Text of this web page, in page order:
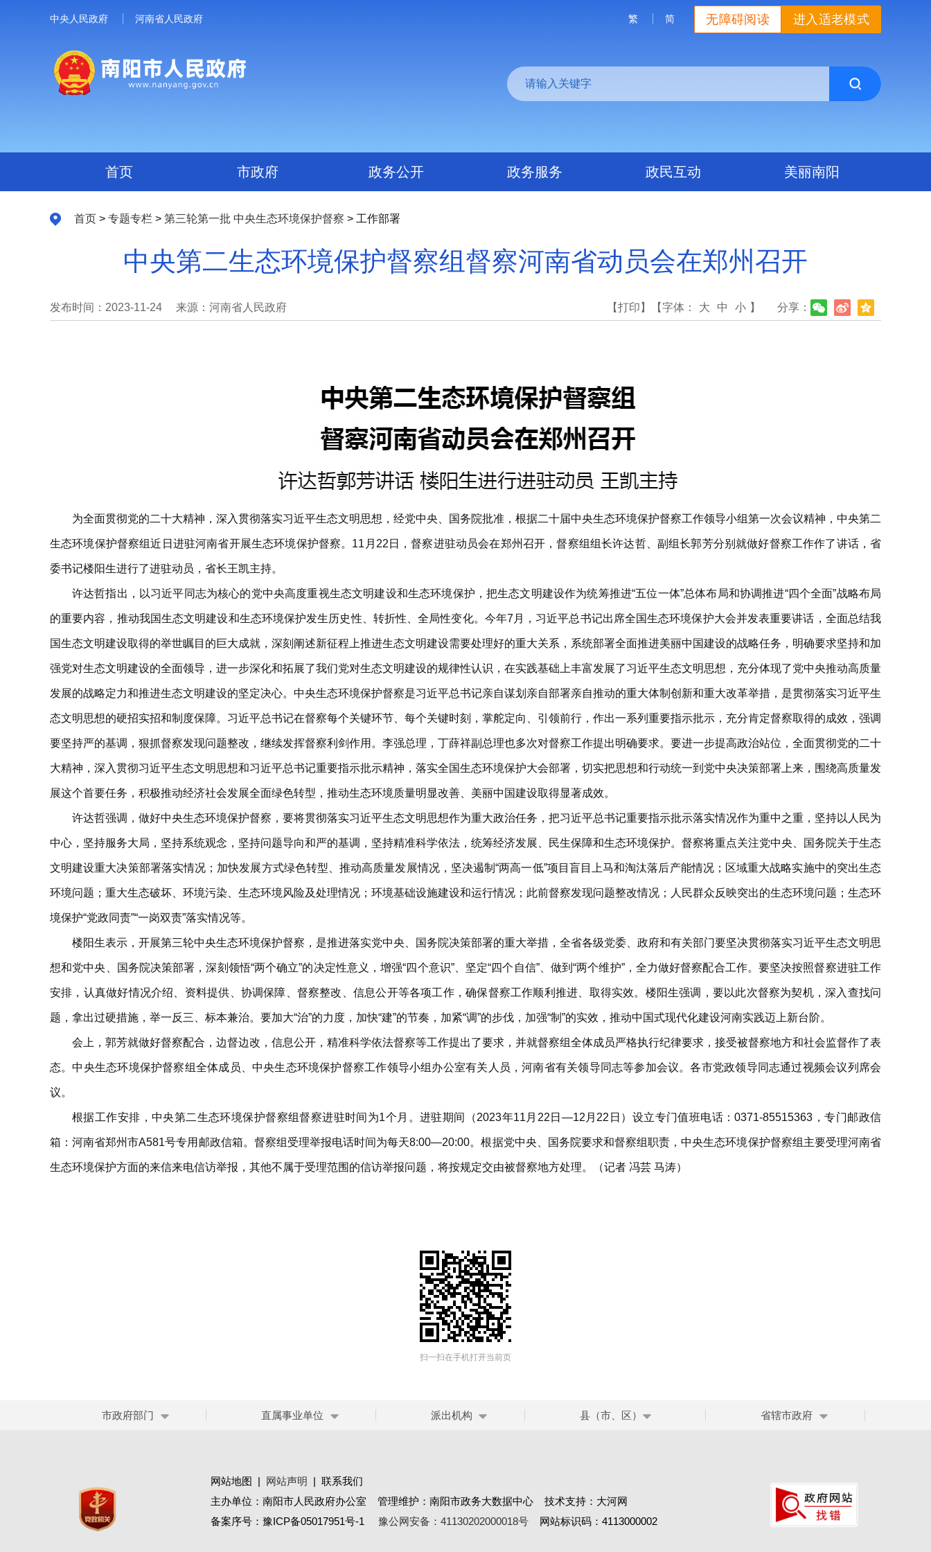
中央人民政府 河南省人民政府 进入适老模式
无障碍阅读
繁 简
首页 市政府 政务公开 政务服务 政民互动 美丽南阳
首页 > 专题专栏 > 第三轮第一批 中央生态环境保护督察 > 工作部署
中央第二生态环境保护督察组督察河南省动员会在郑州召开
发布时间：2023-11-24 来源：河南省人民政府 分享：
【打印】 【字体： 大 中 小 】
为全面贯彻党的二十大精神，深入贯彻落实习近平生态文明思想，经党中央、国务院批准，根据二十届中央生态环境保护督察工作领导小组第一次会议精神，中央第二
生态环境保护督察组近日进驻河南省开展生态环境保护督察。11月22日，督察进驻动员会在郑州召开，督察组组长许达哲、副组长郭芳分别就做好督察工作作了讲话，省
委书记楼阳生进行了进驻动员，省长王凯主持。
许达哲指出，以习近平同志为核心的党中央高度重视生态文明建设和生态环境保护，把生态文明建设作为统筹推进“五位一体”总体布局和协调推进“四个全面”战略布局
的重要内容，推动我国生态文明建设和生态环境保护发生历史性、转折性、全局性变化。今年7月，习近平总书记出席全国生态环境保护大会并发表重要讲话，全面总结我
国生态文明建设取得的举世瞩目的巨大成就，深刻阐述新征程上推进生态文明建设需要处理好的重大关系，系统部署全面推进美丽中国建设的战略任务，明确要求坚持和加
强党对生态文明建设的全面领导，进一步深化和拓展了我们党对生态文明建设的规律性认识，在实践基础上丰富发展了习近平生态文明思想，充分体现了党中央推动高质量
发展的战略定力和推进生态文明建设的坚定决心。中央生态环境保护督察是习近平总书记亲自谋划亲自部署亲自推动的重大体制创新和重大改革举措，是贯彻落实习近平生
态文明思想的硬招实招和制度保障。习近平总书记在督察每个关键环节、每个关键时刻，掌舵定向、引领前行，作出一系列重要指示批示，充分肯定督察取得的成效，强调
要坚持严的基调，狠抓督察发现问题整改，继续发挥督察利剑作用。李强总理，丁薛祥副总理也多次对督察工作提出明确要求。要进一步提高政治站位，全面贯彻党的二十
大精神，深入贯彻习近平生态文明思想和习近平总书记重要指示批示精神，落实全国生态环境保护大会部署，切实把思想和行动统一到党中央决策部署上来，围绕高质量发
展这个首要任务，积极推动经济社会发展全面绿色转型，推动生态环境质量明显改善、美丽中国建设取得显著成效。
许达哲强调，做好中央生态环境保护督察，要将贯彻落实习近平生态文明思想作为重大政治任务，把习近平总书记重要指示批示落实情况作为重中之重，坚持以人民为
中心，坚持服务大局，坚持系统观念，坚持问题导向和严的基调，坚持精准科学依法，统筹经济发展、民生保障和生态环境保护。督察将重点关注党中央、国务院关于生态
文明建设重大决策部署落实情况；加快发展方式绿色转型、推动高质量发展情况，坚决遏制“两高一低”项目盲目上马和淘汰落后产能情况；区域重大战略实施中的突出生态
环境问题；重大生态破坏、环境污染、生态环境风险及处理情况；环境基础设施建设和运行情况；此前督察发现问题整改情况；人民群众反映突出的生态环境问题；生态环
境保护“党政同责”“一岗双责”落实情况等。
楼阳生表示，开展第三轮中央生态环境保护督察，是推进落实党中央、国务院决策部署的重大举措，全省各级党委、政府和有关部门要坚决贯彻落实习近平生态文明思
想和党中央、国务院决策部署，深刻领悟“两个确立”的决定性意义，增强“四个意识”、坚定“四个自信”、做到“两个维护”，全力做好督察配合工作。要坚决按照督察进驻工作
安排，认真做好情况介绍、资料提供、协调保障、督察整改、信息公开等各项工作，确保督察工作顺利推进、取得实效。楼阳生强调，要以此次督察为契机，深入查找问
题，拿出过硬措施，举一反三、标本兼治。要加大“治”的力度，加快“建”的节奏，加紧“调”的步伐，加强“制”的实效，推动中国式现代化建设河南实践迈上新台阶。
会上，郭芳就做好督察配合，边督边改，信息公开，精准科学依法督察等工作提出了要求，并就督察组全体成员严格执行纪律要求，接受被督察地方和社会监督作了表
态。中央生态环境保护督察组全体成员、中央生态环境保护督察工作领导小组办公室有关人员，河南省有关领导同志等参加会议。各市党政领导同志通过视频会议列席会
议。
根据工作安排，中央第二生态环境保护督察组督察进驻时间为1个月。进驻期间（2023年11月22日—12月22日）设立专门值班电话：0371-85515363，专门邮政信
箱：河南省郑州市A581号专用邮政信箱。督察组受理举报电话时间为每天8:00—20:00。根据党中央、国务院要求和督察组职责，中央生态环境保护督察组主要受理河南省
生态环境保护方面的来信来电信访举报，其他不属于受理范围的信访举报问题，将按规定交由被督察地方处理。（记者 冯芸 马涛）
扫一扫在手机打开当前页
市政府部门 直属事业单位 派出机构 县（市、区） 省辖市政府
网站地图 | 网站声明 | 联系我们
主办单位：南阳市人民政府办公室 管理维护：南阳市政务大数据中心 技术支持：大河网
备案序号： 豫ICP备05017951号-1 豫公网安备：41130202000018号 网站标识码：4113000002